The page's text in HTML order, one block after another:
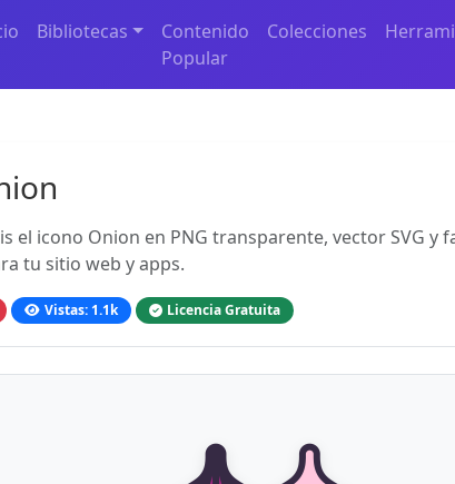
Bibliotecas
Contenido
Popular
Colecciones
el icono Onion en PNG transparente, vector SVG y
tu sitio web y apps.
Vistas: 1.1k Licencia Gratuita